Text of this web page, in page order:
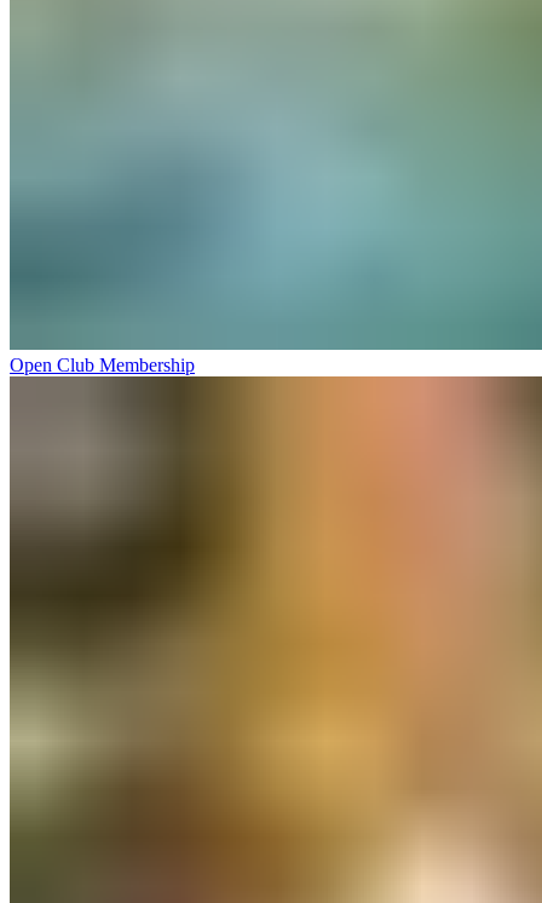
Open Club Membership​​​​‌ ‍ ​‍​‍‌‍ ‌ ​‍‌‍‍‌‌‍‌ ‌‍‍‌‌‍ ‍​‍​‍​ ‍‍​‍​‍‌ ​ ‌‍​‌‌‍ ‍‌‍‍‌‌ ‌​‌ ‍‌​‍ ‍‌‍‍‌‌‍ ​‍​‍​‍ ​​‍​‍‌‍‍​‌ ​‍‌‍‌‌‌‍‌‍​‍​‍​ ‍‍​‍​‍‌‍‍​‌ ‌​‌ ‌​‌ ​​‌ ​ ​ ‍‍​‍ ​‍ ‌‍ ​​‍ ‌‌‍​‌‌‍ ‍‌‍‌​​‍ ‌‌ ​‍​‍ ‌‌‍‍​‌‍ ‌ ‌​‌‍‌‌‌‍ ​‌ ​ ​‍ ‌‌ ​ ‌ ‌​‌ ‌‌‌‍‌​‌‍‍‌‌‍ ​‍ ‍‌ ‌‍‌‍‌‌‌ ​‍‌‍​ ‌‍‌‌‌‍ ​​‍ ‍‌‍​‌‌ ​​‌ ​​​‍ ‌‍‍‌‌‍ ‍‌ ‌​‌‍‌‌‌‍ ‍‌ ‌​​‍ ‌‍‌‌‌‍‌​‌‍‍‌‌ ‌​​‍ ‌‍ ‌‌‍ ‌‍‌​‌‍‌‌​ ‌‌ ​​‌ ​‍‌‍‌‌‌ ​ ‌‍‌‌‌‍ ‍‌ ‌​‌‍​‌‌ ‌​‌‍‍‌‌‍ ‌‍ ‍​ ‍ ‌‍‍‌‌‍‌​​ ‌​ ​‌‌‍‌‍​ ‌‌‌‍​ ​ ​ ​ ‍​‌‍​‌‌‍​‌​‍ ‌​ ‍​​ ‍​​ ‌​​ ‍​​‍ ‌​ ‌​​ ​‍‌‍‌‌‌‍‌‍​‍ ‌​ ‍‌​ ‍​​ ​​‌‍‌‌​‍ ‌​ ‌ ‌‍‌​​ ‌​‌‍‌‌‌‍​ ‌‍‌​​ ‍‌​ ‍​​ ​ ‌‍​ ‌‍​‌‌‍‌‌​ ‍ ‌ ‌​‌ ‍‌‌ ​​‌‍‌‌​ ‌‌‍‍​‌‍ ‌ ‌​‌‍‌‌‌‍ ​‌‌​ ‌‍‍‌‌ ‌​‌‍‌‌‌‌​​‌‍​‌‌‍‌ ‌‍‌‌​ ‍ ‌ ​​‌‍​‌‌ ‌​‌‍‍​​ ‌‌ ​​‌‍​‌‌‍‌ ‌‍‌‌‌​​‍‌ ‌‌‌‍‍‌‌‍ ​‌‍‌​‌‍‌‌‌ ​‍​‍‌‌​ ‌‌‌​​‍‌‌ ‌‍‍ ‌‍‌‌‌ ‍‌​‍‌‌​ ​ ‌​‌​​‍‌‌​ ​ ‌​‌​​‍‌‌​ ​‍​ ​‍​ ‌ ​ ‌‌​ ‍​​ ‌ ​ ‍‌‌‍‌​‌‍​‍‌‍​ ‌‍‌‌‌‍​‍‌‍​ ‌‍‌‍​‍‌‌​ ​‍​ ​‍​‍‌‌​ ‌‌‌​‌​​‍ ‍‌‍​ ‌‍ ‌‍ ‍‌ ‌​‌‍‌‌‌‍ ‍‌ ‌​​‍‌‌​ ‌‌‌​​‍‌‌ ‌‍‍ ‌‍‌‌‌ ‍‌​‍‌‌​ ​ ‌​‌​​‍‌‌​ ​ ‌​‌​​‍‌‌​ ​‍​ ​‍‌‍​‌​ ‌‌​ ‌ ​ ‌ ‌‍​‌​ ‌​​ ‌‍‌‍​ ‌‍​ ​ ​‌‌‍​‌​ ​ ​‍‌‌​ ​‍​ ​‍​‍‌‌​ ‌‌‌​‌​​‍ ‍‌ ‌​‌‍‍‌‌ ‌​‌‍ ​‌‍‌‌​ ‌‍​‍‌‍​‌‌ ​ ‌‍‌‌‌‌‌‌‌ ​‍‌‍ ​​ ‌‌‍‍​‌ ‌​‌ ‌​‌ ​​‌ ​ ​‍‌‌​ ​ ‌​​‌​‍‌‌​ ​‍‌​‌‍​‍‌‌​ ​‍‌​‌‍‌‍ ​​‍ ‌‌‍​‌‌‍ ‍‌‍‌​​‍ ‌‌ ​‍​‍ ‌‌‍‍​‌‍ ‌ ‌​‌‍‌‌‌‍ ​‌ ​ ​‍ ‌‌ ​ ‌ ‌​‌ ‌‌‌‍‌​‌‍‍‌‌‍ ​‍ ‍‌ ‌‍‌‍‌‌‌ ​‍‌‍​ ‌‍‌‌‌‍ ​​‍ ‍‌‍​‌‌ ​​‌ ​​​‍‌‍‌‍‍‌‌‍‌​​ ‌​ ​‌‌‍‌‍​ ‌‌‌‍​ ​ ​ ​ ‍​‌‍​‌‌‍​‌​‍ ‌​ ‍​​ ‍​​ ‌​​ ‍​​‍ ‌​ ‌​​ ​‍‌‍‌‌‌‍‌‍​‍ ‌​ ‍‌​ ‍​​ ​​‌‍‌‌​‍ ‌​ ‌ ‌‍‌​​ ‌​‌‍‌‌‌‍​ ‌‍‌​​ ‍‌​ ‍​​ ​ ‌‍​ ‌‍​‌‌‍‌‌​‍‌‍‌ ‌​‌ ‍‌‌ ​​‌‍‌‌​ ‌‌‍‍​‌‍ ‌ ‌​‌‍‌‌‌‍ ​‌‌​ ‌‍‍‌‌ ‌​‌‍‌‌‌‌​​‌‍​‌‌‍‌ ‌‍‌‌​‍‌‍‌ ​​‌‍​‌‌ ‌​‌‍‍​​ ‌‌ ​​‌‍​‌‌‍‌ ‌‍‌‌‌​​‍‌ ‌‌‌‍‍‌‌‍ ​‌‍‌​‌‍‌‌‌ ​‍​‍‌‌​ ‌‌‌​​‍‌‌ ‌‍‍ ‌‍‌‌‌ ‍‌​‍‌‌​ ​ ‌​‌​​‍‌‌​ ​ ‌​‌​​‍‌‌​ ​‍​ ​‍​ ‌ ​ ‌‌​ ‍​​ ‌ ​ ‍‌‌‍‌​‌‍​‍‌‍​ ‌‍‌‌‌‍​‍‌‍​ ‌‍‌‍​‍‌‌​ ​‍​ ​‍​‍‌‌​ ‌‌‌​‌​​‍ ‍‌‍​ ‌‍ ‌‍ ‍‌ ‌​‌‍‌‌‌‍ ‍‌ ‌​​‍‌‌​ ‌‌‌​​‍‌‌ ‌‍‍ ‌‍‌‌‌ ‍‌​‍‌‌​ ​ ‌​‌​​‍‌‌​ ​ ‌​‌​​‍‌‌​ ​‍​ ​‍‌‍​‌​ ‌‌​ ‌ ​ ‌ ‌‍​‌​ ‌​​ ‌‍‌‍​ ‌‍​ ​ ​‌‌‍​‌​ ​ ​‍‌‌​ ​‍​ ​‍​‍‌‌​ ‌‌‌​‌​​‍ ‍‌ ‌​‌‍‍‌‌ ‌​‌‍ ​‌‍‌‌​‍‌‍‌ ​​‌‍‌‌‌ ​‍‌ ​ ‌ ​​‌‍‌‌‌‍​ ‌ ‌​‌‍‍‌‌ ‌‍‌‍‌‌​ ‌‌ ​​‌ ‌‌‌‍​‍‌‍ ​‌‍‍‌‌ ​ ‌‍‍​‌‍‌‌‌‍‌​​‍​‍‌ ‌